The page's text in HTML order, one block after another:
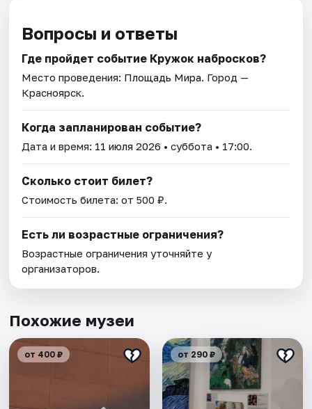
Вопросы и ответы
Где пройдет событие Кружок набросков?
Место проведения: Площадь Мира. Город —
Красноярск.
Когда запланирован событие?
Дата и время: 11 июля 2026 • суббота • 17:00.
Сколько стоит билет?
Стоимость билета: от 500 ₽.
Есть ли возрастные ограничения?
Возрастные ограничения уточняйте у
организаторов.
Похожие музеи
от 400 ₽ от 290 ₽